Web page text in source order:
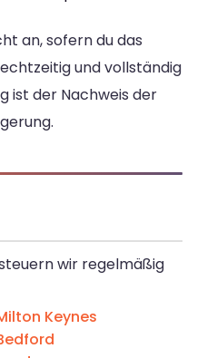
an, sofern du das
und vollständig
ist der Nachweis der
wir regelmäßig
Keynes